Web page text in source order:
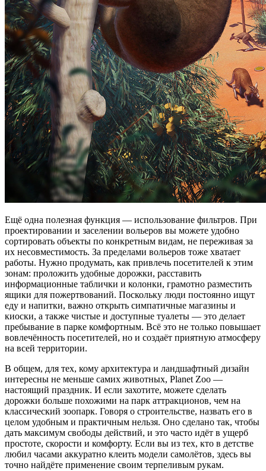
Ещё одна полезная функция — использование фильтров. При
проектировании и заселении вольеров вы можете удобно
сортировать объекты по конкретным видам, не переживая за
их несовместимость. За пределами вольеров тоже хватает
работы. Нужно продумать, как привлечь посетителей к этим
зонам: проложить удобные дорожки, расставить
информационные таблички и колонки, грамотно разместить
ящики для пожертвований. Поскольку люди постоянно ищут
еду и напитки, важно открыть симпатичные магазины и
киоски, а также чистые и доступные туалеты — это делает
пребывание в парке комфортным. Всё это не только повышает
вовлечённость посетителей, но и создаёт приятную атмосферу
на всей территории.
В общем, для тех, кому архитектура и ландшафтный дизайн
интересны не меньше самих животных, Planet Zoo —
настоящий праздник. И если захотите, можете сделать
дорожки больше похожими на парк аттракционов, чем на
классический зоопарк. Говоря о строительстве, назвать его в
целом удобным и практичным нельзя. Оно сделано так, чтобы
дать максимум свободы действий, и это часто идёт в ущерб
простоте, скорости и комфорту. Если вы из тех, кто в детстве
любил часами аккуратно клеить модели самолётов, здесь вы
точно найдёте применение своим терпеливым рукам.